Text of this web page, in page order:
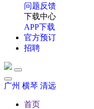
问题反馈
下载中心
APP下载
官方预订
招聘
广州 横琴 清远
首页